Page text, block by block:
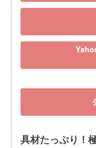
具材たっぷり！